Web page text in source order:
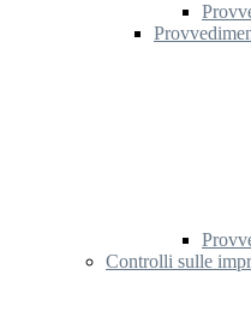
Controlli sulle